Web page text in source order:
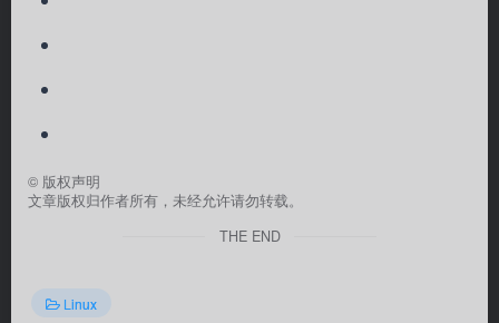
© 版权声明
文章版权归作者所有，未经允许请勿转载。
THE END
Linux